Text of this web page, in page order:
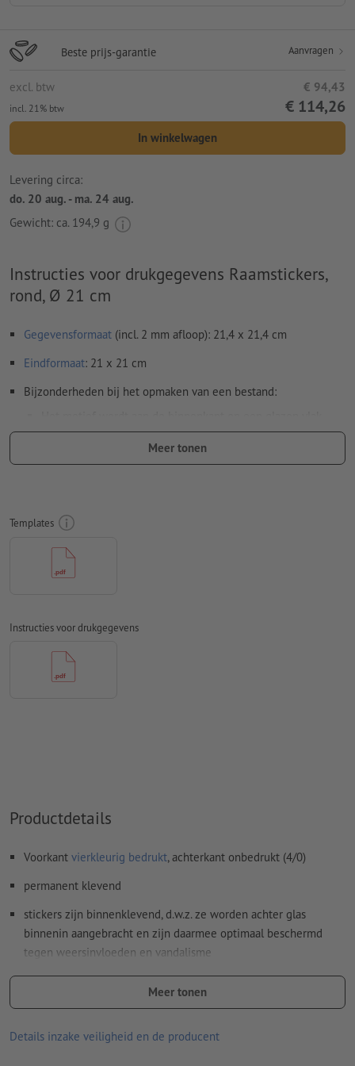
Beste prijs-garantie Aanvragen
excl. btw € 94,43
incl. 21% btw € 114,26
In winkelwagen
Levering circa:
do. 20 aug. - ma. 24 aug.
Gewicht: ca. 194,9 g
Instructies voor drukgegevens Raamstickers,
rond, Ø 21 cm
Gegevensformaat (incl. 2 mm afloop): 21,4 x 21,4 cm
Eindformaat: 21 x 21 cm
Bijzonderheden bij het opmaken van een bestand:
geplakt en buiten bekeken. De daarvoor benodigde
spiegeling van de drukgegevens voeren wij uit.
Rondom 2 mm
ten minste 4 mm afstand ten opzichte van het eindformaat
Kleurmodus:
papier
Overdrukinstellingenworden door ons niet gecontroleerd
Transparanties
Meer tonen
Templates
Instructies voor drukgegevens
Productdetails
Voorkant vierkleurig bedrukt, achterkant onbedrukt (4/0)
permanent klevend
stickers zijn binnenklevend, d.w.z. ze worden achter glas
binnenin aangebracht en zijn daarmee optimaal beschermd
tegen weersinvloeden en vandalisme
reclameboodschappen zijn ideaal leesbaar van buitenaf
ideaal als bescherming tegen inkijk, decoratie of klassieke
Meer tonen
Details inzake veiligheid en de producent